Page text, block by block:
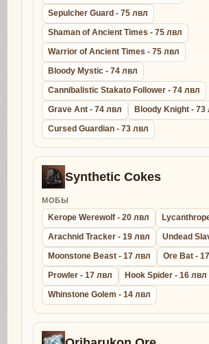
Sepulcher Guard - 75 лвл
Shaman of Ancient Times - 75 лвл
Warrior of Ancient Times - 75 лвл
Bloody Mystic - 74 лвл
Cannibalistic Stakato Follower - 74 лвл
Grave Ant - 74 лвл
Bloody Knight - 73
Cursed Guardian - 73 лвл
Synthetic Cokes
МОБЫ
Kerope Werewolf - 20 лвл
Arachnid Tracker - 19 лвл
Undead
Moonstone Beast - 17 лвл
Ore Bat -
Prowler - 17 лвл
Hook Spider - 16 лвл
Whinstone Golem - 14 лвл